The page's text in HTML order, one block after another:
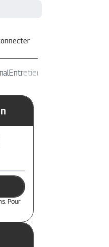
Entretiens
Pour